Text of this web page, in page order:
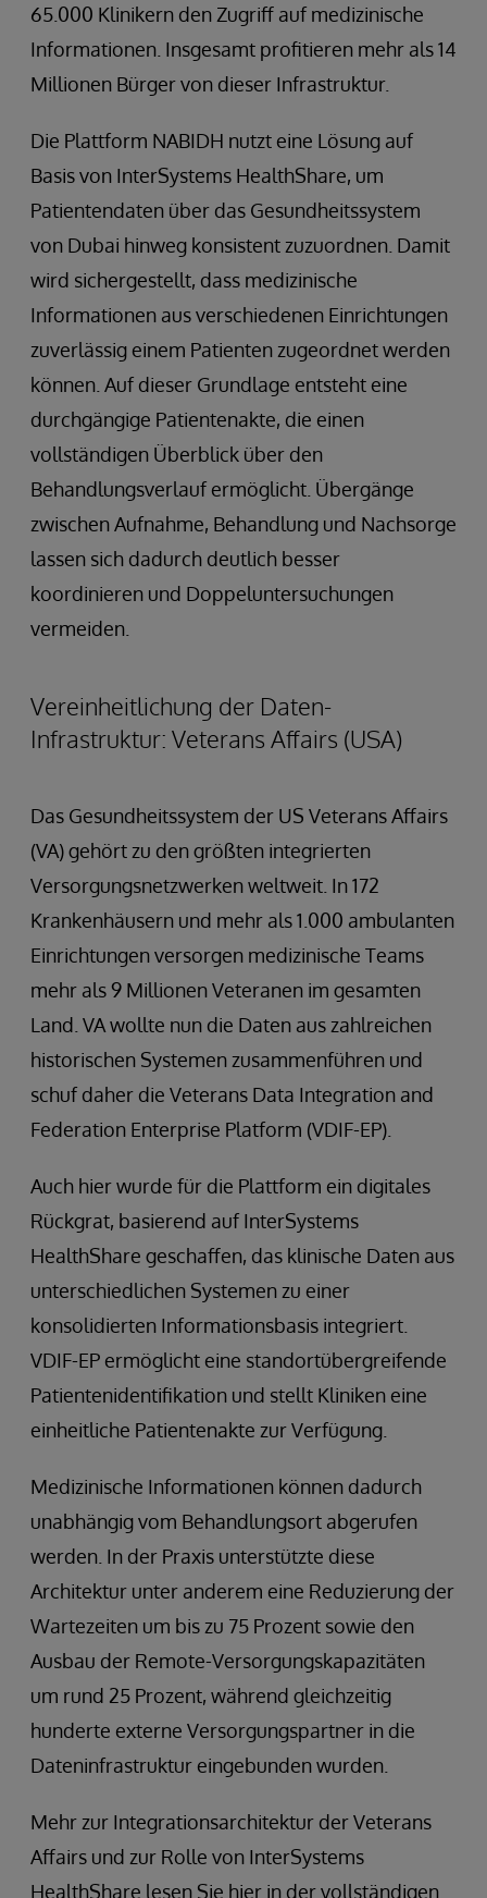
65.000 Klinikern den Zugriff auf medizinische
Informationen. Insgesamt profitieren mehr als 14
Millionen Bürger von dieser Infrastruktur.
Die Plattform NABIDH nutzt eine Lösung auf
Basis von InterSystems HealthShare, um
Patientendaten über das Gesundheitssystem
von Dubai hinweg konsistent zuzuordnen. Damit
wird sichergestellt, dass medizinische
Informationen aus verschiedenen Einrichtungen
zuverlässig einem Patienten zugeordnet werden
können. Auf dieser Grundlage entsteht eine
durchgängige Patientenakte, die einen
vollständigen Überblick über den
Behandlungsverlauf ermöglicht. Übergänge
zwischen Aufnahme, Behandlung und Nachsorge
lassen sich dadurch deutlich besser
koordinieren und Doppeluntersuchungen
vermeiden.
Vereinheitlichung der Daten-
Infrastruktur: Veterans Affairs (USA)
Das Gesundheitssystem der US Veterans Affairs
(VA) gehört zu den größten integrierten
Versorgungsnetzwerken weltweit. In 172
Krankenhäusern und mehr als 1.000 ambulanten
Einrichtungen versorgen medizinische Teams
mehr als 9 Millionen Veteranen im gesamten
Land. VA wollte nun die Daten aus zahlreichen
historischen Systemen zusammenführen und
schuf daher die Veterans Data Integration and
Federation Enterprise Platform (VDIF-EP).
Auch hier wurde für die Plattform ein digitales
Rückgrat, basierend auf InterSystems
HealthShare geschaffen, das klinische Daten aus
unterschiedlichen Systemen zu einer
konsolidierten Informationsbasis integriert.
VDIF-EP ermöglicht eine standortübergreifende
Patientenidentifikation und stellt Kliniken eine
einheitliche Patientenakte zur Verfügung.
Medizinische Informationen können dadurch
unabhängig vom Behandlungsort abgerufen
werden. In der Praxis unterstützte diese
Architektur unter anderem eine Reduzierung der
Wartezeiten um bis zu 75 Prozent sowie den
Ausbau der Remote-Versorgungskapazitäten
um rund 25 Prozent, während gleichzeitig
hunderte externe Versorgungspartner in die
Dateninfrastruktur eingebunden wurden.
Mehr zur Integrationsarchitektur der Veterans
Affairs und zur Rolle von InterSystems
HealthShare lesen Sie hier in der vollständigen